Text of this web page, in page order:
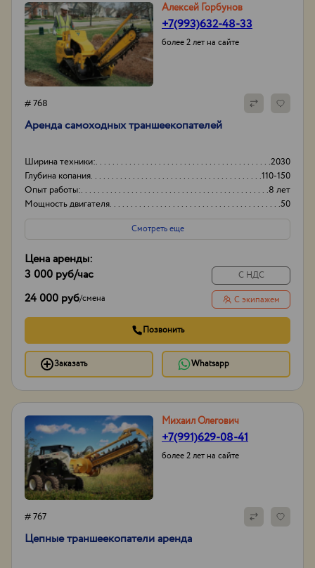
Алексей Горбунов
+7(993)632-48-33
более 2 лет на сайте
# 768
Аренда самоходных траншеекопателей
Ширина техники:
2030
Глубина копания
110-150
Опыт работы:
8 лет
Мощность двигателя
50
Смотреть еще
Цена аренды:
3 000 руб/час
24 000 руб/смена
С НДС
С экипажем
Позвонить
Заказать Whatsapp
Михаил Олегович
+7(991)629-08-41
более 2 лет на сайте
# 767
Цепные траншеекопатели аренда